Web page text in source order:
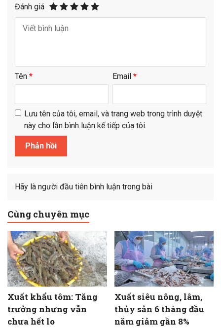
Đánh giá
Tên * Email *
Lưu tên của tôi, email, và trang web trong trình duyệt
này cho lần bình luận kế tiếp của tôi.
Hãy là người đầu tiên bình luận trong bài
Cùng chuyên mục
Xuất khẩu tôm: Tăng
trưởng nhưng vẫn
chưa hết lo
Xuất siêu nông, lâm,
thủy sản 6 tháng đầu
năm giảm gần 8%